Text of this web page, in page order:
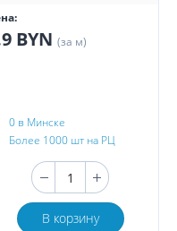
BYN (за м)
0 в Минске
Более 1000 шт на РЦ
В корзину